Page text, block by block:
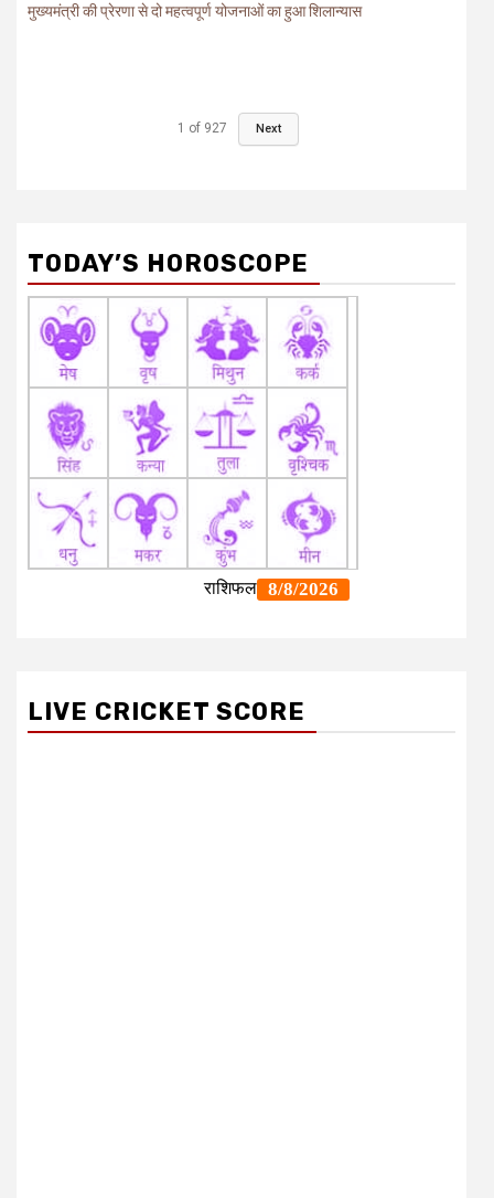
मुख्यमंत्री की प्रेरणा से दो महत्वपूर्ण योजनाओं का हुआ शिलान्यास
1 of 927 Next
TODAY’S HOROSCOPE
LIVE CRICKET SCORE